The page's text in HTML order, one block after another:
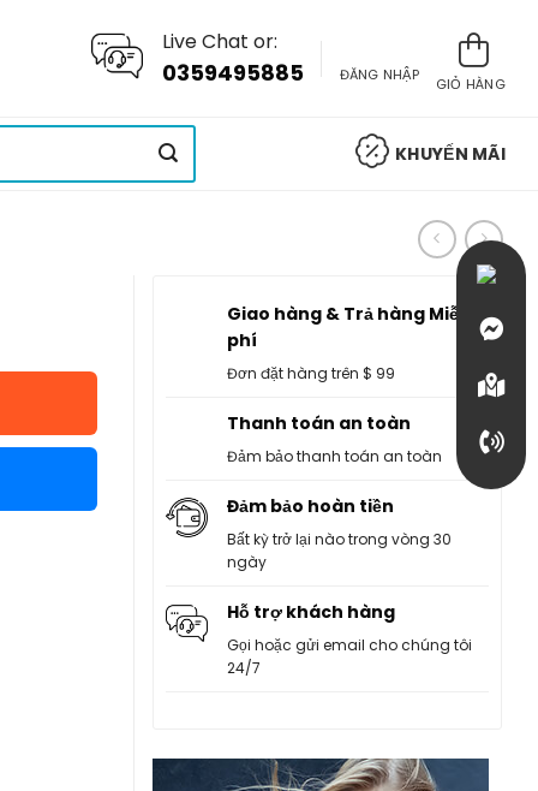
Live Chat or:
0359495885 ĐĂNG NHẬP
GIỎ HÀNG
KHUYẾN MÃI
Giao hàng & Trả hàng Miễn
phí
Đơn đặt hàng trên $ 99
Thanh toán an toàn
Đảm bảo thanh toán an toàn
Đảm bảo hoàn tiền
Bất kỳ trở lại nào trong vòng 30
ngày
Hỗ trợ khách hàng
Gọi hoặc gửi email cho chúng tôi
24/7